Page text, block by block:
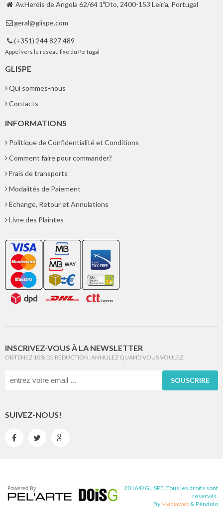
 Av.Heróis de Angola 62/64 1ºDto, 2400-153 Leiria, Portugal
 geral@glispe.com
 (+351) 244 827 489
Appel vers le réseau fixe du Portugal
GLISPE
Qui sommes-nous
Contacts
INFORMATIONS
Politique de Confidentialité et Conditions
Comment faire pour commander?
Frais de transports
Modalités de Paiement
Échange, Retour et Annulations
Livre des Plaintes
INSCRIVEZ-VOUS À LA NEWSLETTER
OBTENEZ 10% DE RÉDUCTION. ANNULEZ QUAND VOUS VOULEZ.
SOUSCRIRE
SUIVEZ-NOUS!
  
2016 © GLISPE. Tous les droits sont
réservés.
By Mediaweb & Pêndulo